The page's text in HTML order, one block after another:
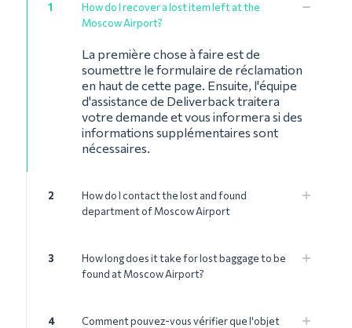
1
How do I recover a lost item left at the
Moscow Airport?
La première chose à faire est de
soumettre le formulaire de réclamation
en haut de cette page. Ensuite, l'équipe
d'assistance de Deliverback traitera
votre demande et vous informera si des
informations supplémentaires sont
nécessaires.
2
How do I contact the lost and found
department of Moscow Airport
3
How long does it take for lost baggage to be
found at Moscow Airport?
4
Comment pouvez-vous vérifier que l'objet